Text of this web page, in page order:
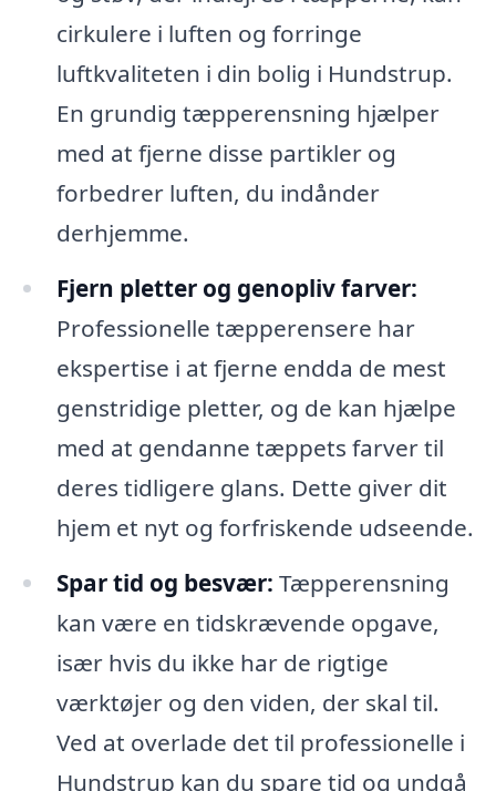
cirkulere i luften og forringe
luftkvaliteten i din bolig i Hundstrup.
En grundig tæpperensning hjælper
med at fjerne disse partikler og
forbedrer luften, du indånder
derhjemme.
Fjern pletter og genopliv farver:
Professionelle tæpperensere har
ekspertise i at fjerne endda de mest
genstridige pletter, og de kan hjælpe
med at gendanne tæppets farver til
deres tidligere glans. Dette giver dit
hjem et nyt og forfriskende udseende.
Spar tid og besvær: Tæpperensning
kan være en tidskrævende opgave,
især hvis du ikke har de rigtige
værktøjer og den viden, der skal til.
Ved at overlade det til professionelle i
Hundstrup kan du spare tid og undgå